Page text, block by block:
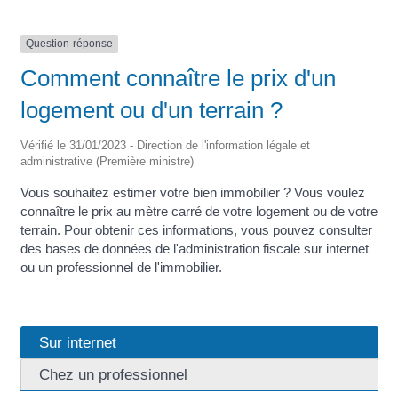
Question-réponse
Comment connaître le prix d'un
logement ou d'un terrain ?
Vérifié le 31/01/2023 - Direction de l'information légale et
administrative (Première ministre)
Vous souhaitez estimer votre bien immobilier ? Vous voulez
connaître le prix au mètre carré de votre logement ou de votre
terrain. Pour obtenir ces informations, vous pouvez consulter
des bases de données de l'administration fiscale sur internet
ou un professionnel de l'immobilier.
Sur internet
Chez un professionnel